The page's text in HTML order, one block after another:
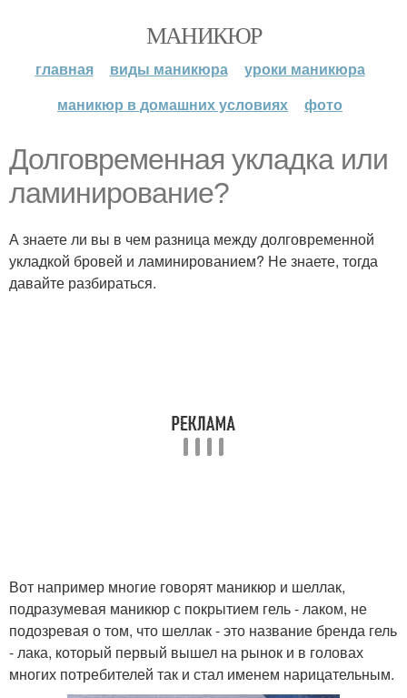
МАНИКЮР
главная виды маникюра
уроки маникюра
маникюр в домашних условиях
фото
Долговременная укладка или
ламинирование?
А знаете ли вы в чем разница между долговременной
укладкой бровей и ламинированием? Не знаете, тогда
давайте разбираться.
Вот например многие говорят маникюр и шеллак,
подразумевая маникюр с покрытием гель - лаком, не
подозревая о том, что шеллак - это название бренда гель
- лака, который первый вышел на рынок и в головах
многих потребителей так и стал именем нарицательным.